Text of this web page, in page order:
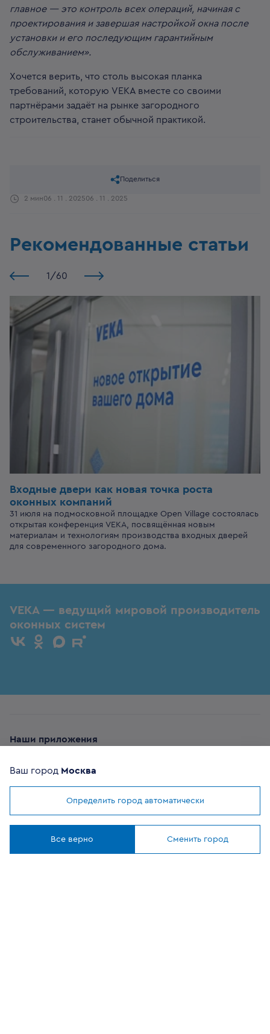
главное — это контроль всех операций, начиная с
проектирования и завершая настройкой окна после
установки и его последующим гарантийным
обслуживанием».
Хочется верить, что столь высокая планка
требований, которую VEKA вместе со своими
партнёрами задаёт на рынке загородного
строительства, станет обычной практикой.
2 мин06 . 11 . 202506 . 11 . 2025
Поделиться
Рекомендованные статьи
1 /60
Входные двери как новая точка роста
оконных компаний
31 июля на подмосковной площадке Open Village состоялась
открытая конференция VEKA, посвящённая новым
материалам и технологиям производства входных дверей
для современного загородного дома.
Мы используем cookies
VEKA — ведущий мировой производитель
оконных систем
Наши приложения
Ваш город Москва
Определить город автоматически
Все верно Сменить город